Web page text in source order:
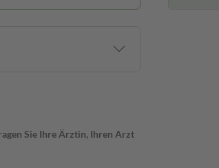
Übelkeit, Erbrechen oder
Reaktion solltest du das
Sie Ihre Ärztin, Ihren Arzt